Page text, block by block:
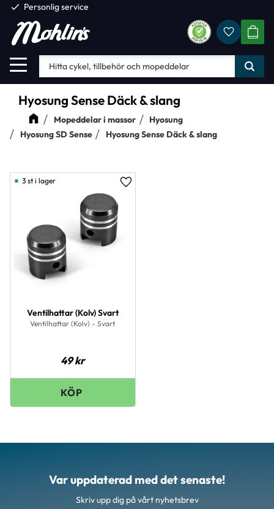
Meny
check Personlig service
Hyosung Sense Däck & slang
Mopeddelar i massor
Hyosung
Hyosung SD Sense
Hyosung Sense Däck & slang
Ventilhattar (Kolv) Svart
Ventilhattar (Kolv) - Svart
49kr
Lägg till i favoriter
3 st i lager
Var uppdaterad med det senaste!
Skriv upp dig på vårt nyhetsbrev